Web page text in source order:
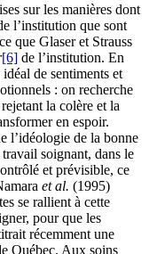
sur les manières dont
l’institution que sont
que Glaser et Strauss
[6] de l’institution. En
de sentiments et
: on recherche
la colère et la
en espoir.
l’idéologie de la bonne
soignant, dans le
et prévisible, ce
et al. (1995)
se rallient à cette
pour que les
récemment une
Québec. Aux soins